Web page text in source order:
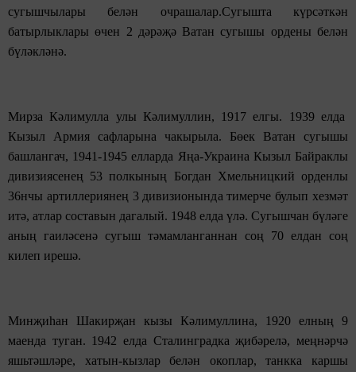
сугышчылары белән очрашалар.Сугышта күрсәткән
батырлыклары өчен 2 дәрәҗә Ватан сугышы ордены белән
бүләкләнә.
Мирза Кәлимулла улы Кәлимуллин, 1917 елгы. 1939 елда
Кызыл Армия сафларына чакырыла. Бөек Ватан сугышы
башлангач, 1941-1945 елларда Яңа-Украина Кызыл Байраклы
дивизиясенең 53 полкының Богдан Хмельницкий орденлы
36нчы артиллериянең 3 дивизионында тимерче булып хезмәт
итә, атлар составын дагалый. 1948 елда үлә. Сугышчан бүләге
аның гаиләсенә сугыш тәмамланганнан соң 70 елдан соң
килеп ирешә.
Минҗиһан Шакирҗан кызы Кәлимуллина, 1920 елның 9
маенда туган. 1942 елда Сталинградка җибәрелә, меңнәрчә
яшьтәшләре, хатын-кызлар белән окоплар, танкка каршы